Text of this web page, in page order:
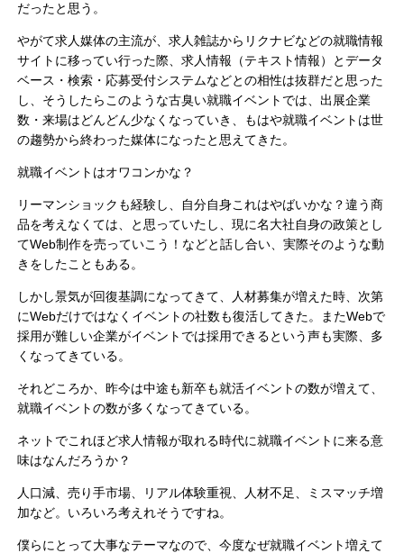
だったと思う。
やがて求人媒体の主流が、求人雑誌からリクナビなどの就職情報
サイトに移ってい行った際、求人情報（テキスト情報）とデータ
ベース・検索・応募受付システムなどとの相性は抜群だと思った
し、そうしたらこのような古臭い就職イベントでは、出展企業
数・来場はどんどん少なくなっていき、もはや就職イベントは世
の趨勢から終わった媒体になったと思えてきた。
就職イベントはオワコンかな？
リーマンショックも経験し、自分自身これはやばいかな？違う商
品を考えなくては、と思っていたし、現に名大社自身の政策とし
てWeb制作を売っていこう！などと話し合い、実際そのような動
きをしたこともある。
しかし景気が回復基調になってきて、人材募集が増えた時、次第
にWebだけではなくイベントの社数も復活してきた。またWebで
採用が難しい企業がイベントでは採用できるという声も実際、多
くなってきている。
それどころか、昨今は中途も新卒も就活イベントの数が増えて、
就職イベントの数が多くなってきている。
ネットでこれほど求人情報が取れる時代に就職イベントに来る意
味はなんだろうか？
人口減、売り手市場、リアル体験重視、人材不足、ミスマッチ増
加など。いろいろ考えれそうですね。
僕らにとって大事なテーマなので、今度なぜ就職イベント増えて